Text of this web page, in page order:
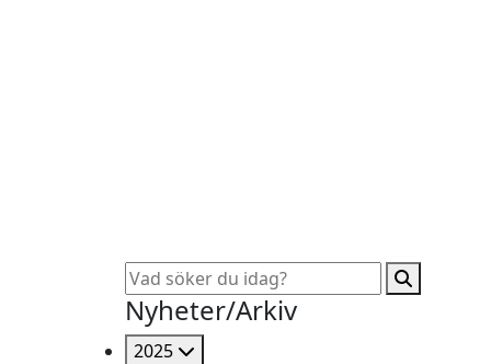
Nyheter/Arkiv
2025